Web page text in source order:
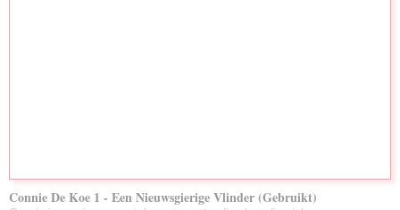
Connie De Koe 1 - Een Nieuwsgierige Vlinder (Gebruikt)